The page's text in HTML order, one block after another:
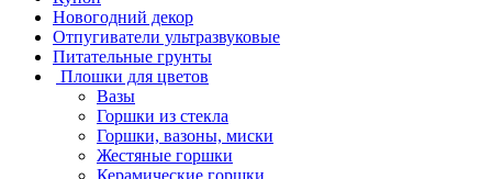
Новогодний декор
Отпугиватели ультразвуковые
Питательные грунты
Плошки для цветов
Вазы
Горшки из стекла
Горшки, вазоны, миски
Жестяные горшки
Керамические горшки